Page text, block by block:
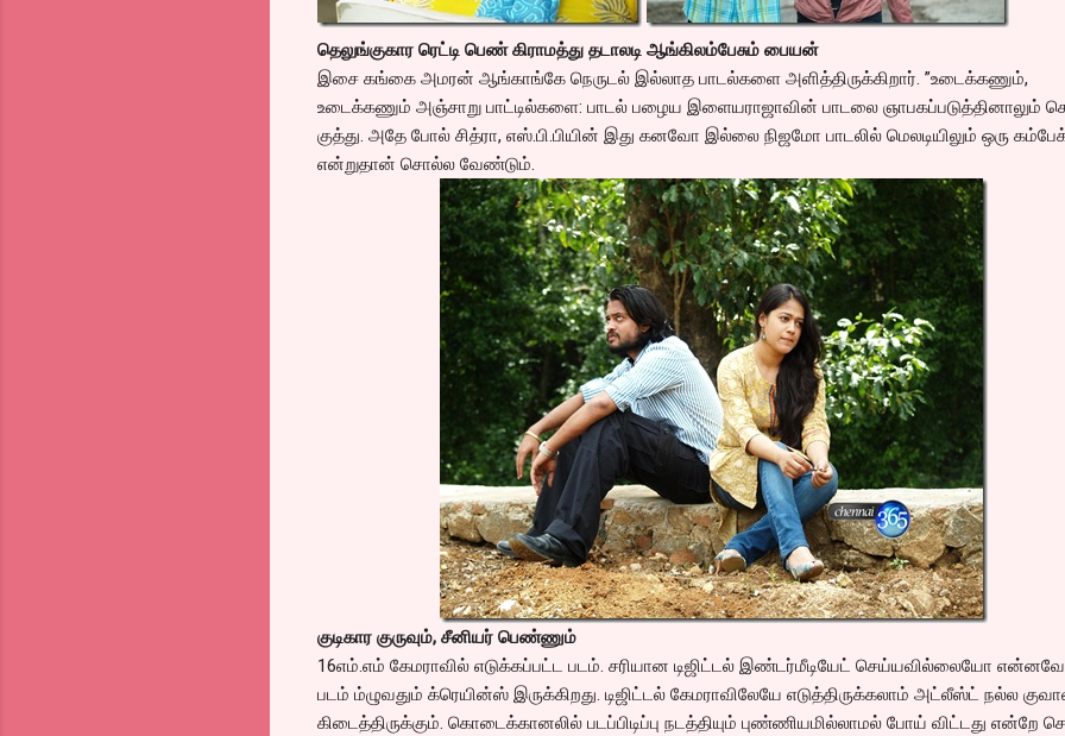
தெலுங்குகார ரெட்டி பெண் கிராமத்து தடாலடி ஆங்கிலம்பேசும் பையன்
இசை கங்கை அமரன் ஆங்காங்கே நெருடல் இல்லாத பாடல்களை அளித்திருக்கிறார். ”உடைக்கணும்,
உடைக்கணும் அஞ்சாறு பாட்டில்களை: பாடல் பழைய இளையராஜாவின் பாடலை ஞாபகப்படுத்தினாலும்
குத்து. அதே போல் சித்ரா, எஸ்.பி.பியின் இது கனவோ இல்லை நிஜமோ பாடலில் மெலடியிலும் ஒரு
என்றுதான் சொல்ல வேண்டும்.
குடிகார குருவும், சீனியர் பெண்ணும்
16எம்.எம் கேமராவில் எடுக்கப்பட்ட படம். சரியான டிஜிட்டல் இண்டர்மீடியேட் செய்யவில்லையோ
படம் ம்ழுவதும் க்ரெயின்ஸ் இருக்கிறது. டிஜிட்டல் கேமராவிலேயே எடுத்திருக்கலாம் அட்லீஸ்ட் நல்ல
கிடைத்திருக்கும். கொடைக்கானலில் படப்பிடிப்பு நடத்தியும் புண்ணியமில்லாமல் போய் விட்டது என்றே